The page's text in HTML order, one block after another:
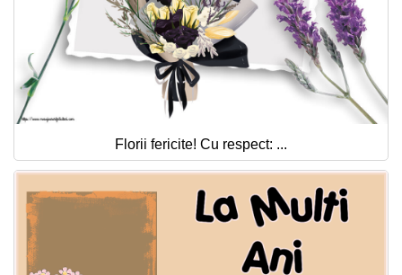
Florii fericite! Cu respect: ...